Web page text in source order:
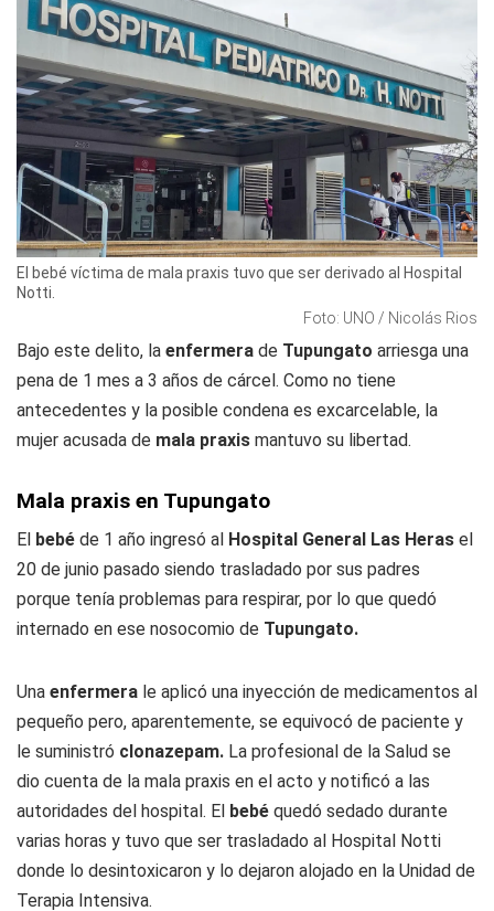
El bebé víctima de mala praxis tuvo que ser derivado al Hospital
Notti.
Foto: UNO / Nicolás Rios
Bajo este delito, la enfermera de Tupungato arriesga una
pena de 1 mes a 3 años de cárcel. Como no tiene
antecedentes y la posible condena es excarcelable, la
mujer acusada de mala praxis mantuvo su libertad.
Mala praxis en Tupungato
El bebé de 1 año ingresó al Hospital General Las Heras el
20 de junio pasado siendo trasladado por sus padres
porque tenía problemas para respirar, por lo que quedó
internado en ese nosocomio de Tupungato.
Una enfermera le aplicó una inyección de medicamentos al
pequeño pero, aparentemente, se equivocó de paciente y
le suministró clonazepam. La profesional de la Salud se
dio cuenta de la mala praxis en el acto y notificó a las
autoridades del hospital. El bebé quedó sedado durante
varias horas y tuvo que ser trasladado al Hospital Notti
donde lo desintoxicaron y lo dejaron alojado en la Unidad de
Terapia Intensiva.